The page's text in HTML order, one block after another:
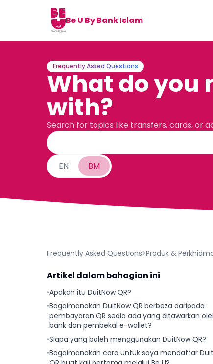
Be U By Bank Islam
Frequently Asked Questions
What do you
with?
Search for topics like transfers, cards, or
EN BM
Frequently Asked Questions>Produk &
Artikel dalam bahagian ini
•Apakah itu DuitNow QR?
•Bagaimanakah DuitNow QR berbeza daripada
pembayaran QR sedia ada yang ditawarkan
bank dan pembekal e-wallet?
•Siapa yang boleh menggunakan DuitNow QR?
•Bagaimanakah cara untuk saya mendaftar